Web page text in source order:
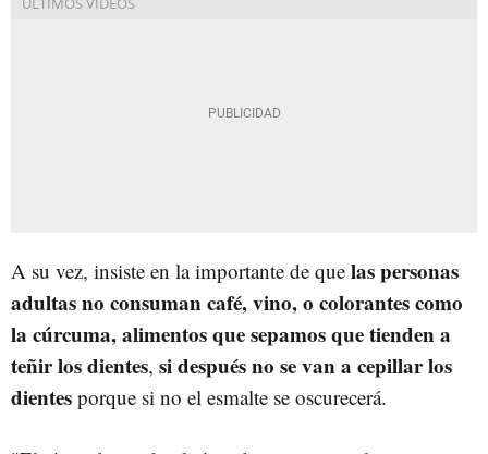
A su vez, insiste en la importante de que las personas
adultas no consuman café, vino, o colorantes como
la cúrcuma, alimentos que sepamos que tienden a
teñir los dientes, si después no se van a cepillar los
dientes porque si no el esmalte se oscurecerá.